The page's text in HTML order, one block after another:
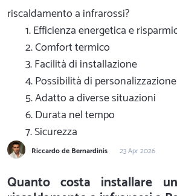
riscaldamento a infrarossi?
1. Efficienza energetica e
2. Comfort termico
3. Facilità di installazione
4. Possibilità di personalizzazione
5. Adatto a diverse situazioni
6. Durata nel tempo
7. Sicurezza
Riccardo de Bernardinis 23 Apr 2026
Quanto costa installare